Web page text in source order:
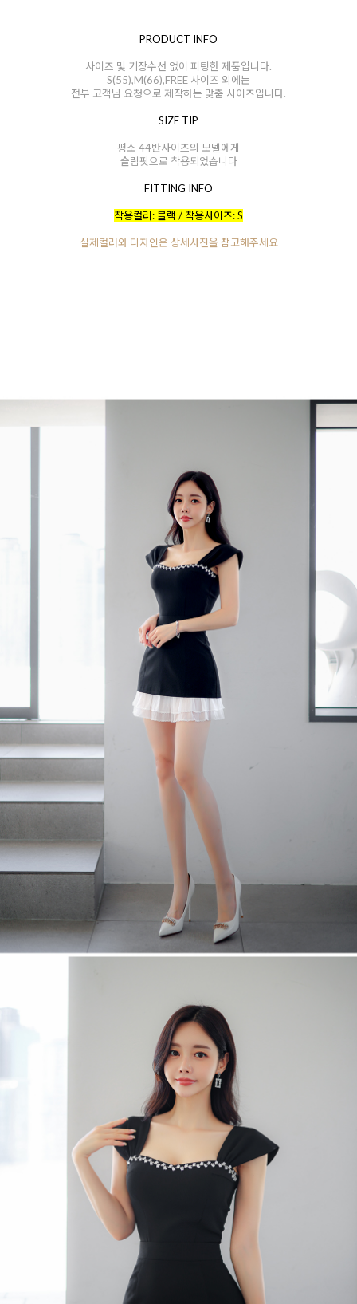
PRODUCT INFO
사이즈 및 기장수선 없이 피팅한 제품입니다.
S(55),M(66),FREE 사이즈 외에는
전부 고객님 요청으로 제작하는 맞춤 사이즈입니다.
SIZE TIP
평소 44반사이즈의 모델에게
슬림핏으로 착용되었습니다
FITTING INFO
착용컬러: 블랙 / 착용사이즈: S
실제컬러와 디자인은 상세사진을 참고해주세요